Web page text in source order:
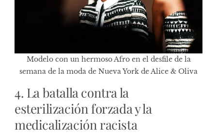
Modelo con un hermoso Afro en el desfile de la
semana de la moda de Nueva York de Alice & Oliva
4. La batalla contra la
esterilización forzada y la
medicalización racista